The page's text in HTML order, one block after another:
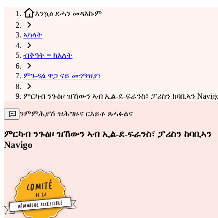
እንኳዕ ደሓን መጻእኩም
ኣካላት
ብቅዓት = ክእለት
ምጉዳል ዋጋ ናይ መጎዓዝያ፣
ምርካብ ንጉዕዞ ዝኸውን ኣብ ኢል-ደ-ፍራንስ፣ ፓሪስን ከባቢኣን
ንምምሕያሽ ዝሕግዙና ርእይቶ ጸሓፉልና
ምርካብ ንጉዕዞ ዝኸውን ኣብ ኢል-ደ-ፍራንስ፣ ፓሪስን ከባቢኣን
Navigo